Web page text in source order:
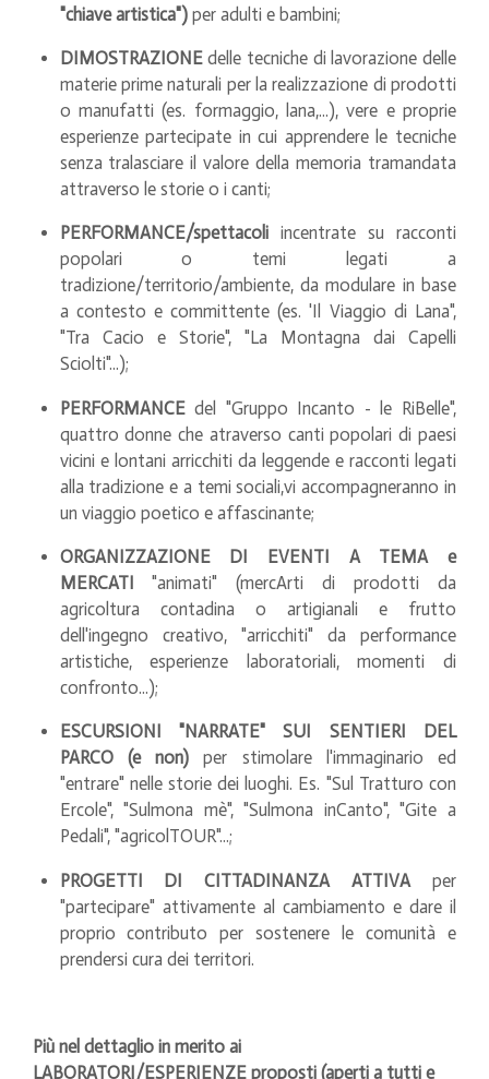
"chiave artistica") per adulti e bambini;
DIMOSTRAZIONEdelle tecniche di lavorazione delle
materie prime naturali per la realizzazione di prodotti
o manufatti (es. formaggio, lana,...), vere e proprie
esperienze partecipate in cui apprendere le tecniche
senza tralasciare il valore della memoria tramandata
attraverso le storie o i canti;
PERFORMANCE/spettacoli incentrate su racconti
popolari o temi legati a
tradizione/territorio/ambiente, da modulare in base
a contesto e committente (es. 'Il Viaggio di Lana",
"Tra Cacio e Storie", "La Montagna dai Capelli
Sciolti"...);
PERFORMANCEdel "Gruppo Incanto - le RiBelle",
quattro donne che atraverso canti popolari di paesi
vicini e lontani arricchiti da leggende e racconti legati
alla tradizione e a temi sociali,vi accompagneranno in
un viaggio poetico e affascinante;
ORGANIZZAZIONE DI EVENTI A TEMA e
MERCATI "animati" (mercArti di prodotti da
agricoltura contadina o artigianali e frutto
dell'ingegno creativo, "arricchiti" da performance
artistiche, esperienze laboratoriali, momenti di
confronto...);
ESCURSIONI "NARRATE" SUI SENTIERI DEL
PARCO (e non) per stimolare l'immaginario ed
"entrare" nelle storie dei luoghi. Es. "Sul Tratturo con
Ercole", "Sulmona mè", "Sulmona inCanto", "Gite a
Pedali", "agricolTOUR"...;
PROGETTI DI CITTADINANZA ATTIVA per
"partecipare" attivamente al cambiamento e dare il
proprio contributo per sostenere le comunità e
prendersi cura dei territori.
Più nel dettaglio in merito ai
LABORATORI/ESPERIENZE proposti (aperti a tutti e